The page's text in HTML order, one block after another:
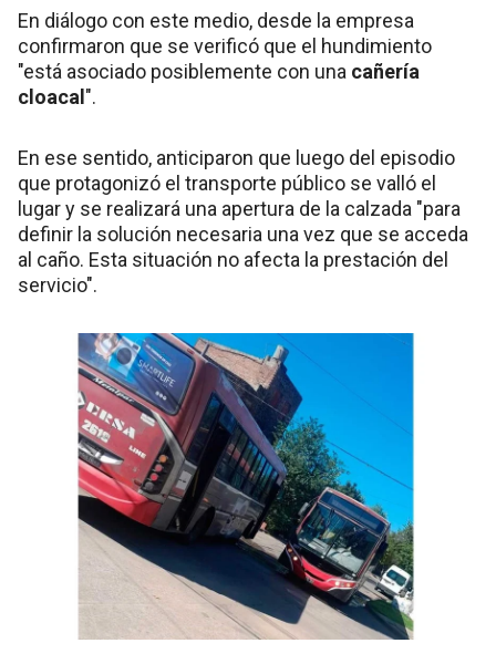
En diálogo con este medio, desde la empresa
confirmaron que se verificó que el hundimiento
"está asociado posiblemente con una cañería
cloacal".
En ese sentido, anticiparon que luego del episodio
que protagonizó el transporte público se valló el
lugar y se realizará una apertura de la calzada "para
definir la solución necesaria una vez que se acceda
al caño. Esta situación no afecta la prestación del
servicio".